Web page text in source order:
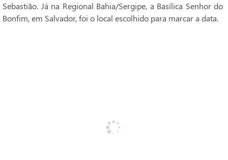
Sebastião. Já na Regional Bahia/Sergipe, a Basílica Senhor do
Bonfim, em Salvador, foi o local escolhido para marcar a data.